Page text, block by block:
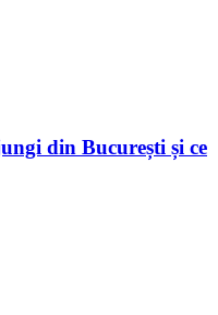
din București și ce